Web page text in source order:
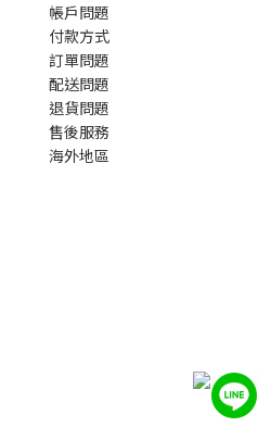
帳戶問題
付款方式
訂單問題
配送問題
退貨問題
售後服務
海外地區